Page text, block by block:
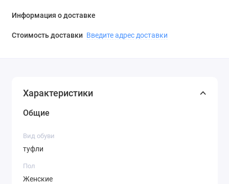
Информация о доставке
Стоимость доставки Введите адрес доставки
Характеристики
Общие
Вид обуви
туфли
Пол
Женские